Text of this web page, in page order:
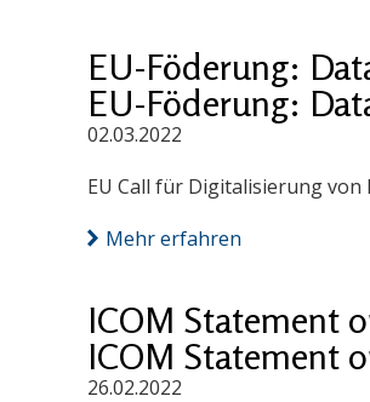
EU-Föderung:
EU-Föderung:
02.03.2022
EU Call für Digitalisierung
Mehr erfahren
ICOM Statement
ICOM Statement
26.02.2022